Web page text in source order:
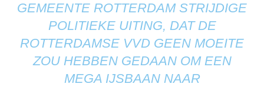
GEMEENTE ROTTERDAM STRIJDIGE
POLITIEKE UITING, DAT DE
ROTTERDAMSE VVD GEEN MOEITE
ZOU HEBBEN GEDAAN OM EEN
MEGA IJSBAAN NAAR